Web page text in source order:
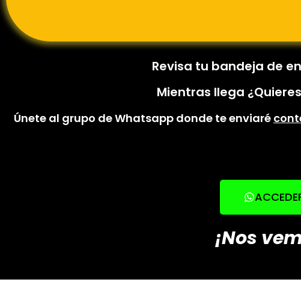
Revisa tu bandeja de
Mientras llega
Únete al grupo de Whatsapp donde te enviaré
¡Nos